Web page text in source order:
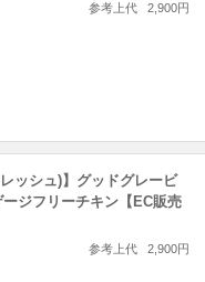
参考上代 2,900円
ッシュ)】グッドグレービ
ジフリーチキン【EC販売
参考上代 2,900円